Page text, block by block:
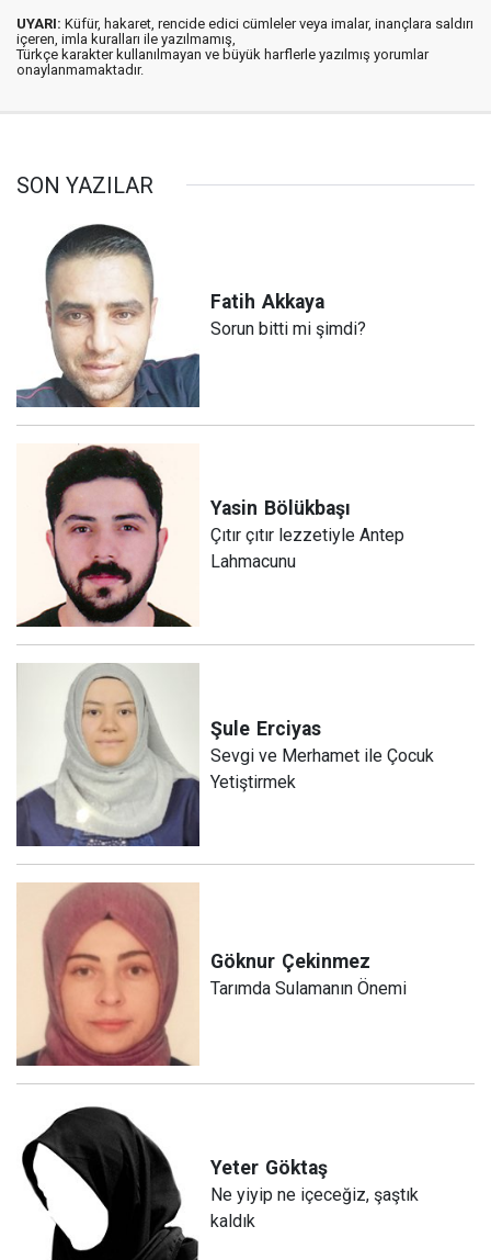
UYARI: Küfür, hakaret, rencide edici cümleler veya imalar, inançlara saldırı
içeren, imla kuralları ile yazılmamış,
Türkçe karakter kullanılmayan ve büyük harflerle yazılmış yorumlar
onaylanmamaktadır.
SON YAZILAR
Fatih Akkaya
Sorun bitti mi şimdi?
Yasin Bölükbaşı
Çıtır çıtır lezzetiyle Antep
Lahmacunu
Şule Erciyas
Sevgi ve Merhamet ile Çocuk
Yetiştirmek
Göknur Çekinmez
Tarımda Sulamanın Önemi
Yeter Göktaş
Ne yiyip ne içeceğiz, şaştık
kaldık